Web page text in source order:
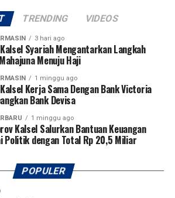
dari kompetisi perdana tersebut
pemain potensial yang mampu
Kalimantan Selatan dan
di tingkat nasional bahkan
semakin meriah dengan laga
tim Kabupaten Tapin
Hulu Sungai Utara (HSU). Kegiatan
KONI Kalimantan Selatan, serta
olahraga lainnya sebagai bentuk
TRENDING VIDEOS
3 hari ago
Syariah Mengantarkan Langkah
Menuju Haji
1 minggu ago
Kerja Sama Dengan Bank Victoria
Bank Devisa
1 minggu ago
Kalsel Salurkan Bantuan Keuangan
Politik dengan Total Rp 20,5 Miliar
POPULER